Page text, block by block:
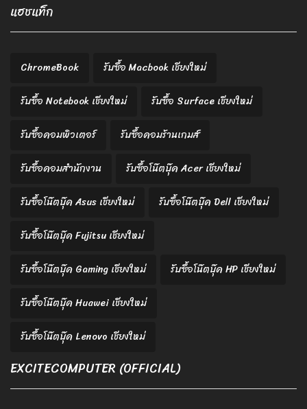
แฮชแท็ก
ChromeBook
รับซื้อ Macbook เชียงใหม่
รับซื้อ Notebook เชียงใหม่
รับซื้อ Surface เชียงใหม่
รับซื้อคอมพิวเตอร์
รับซื้อคอมร้านเกมส์
รับซื้อคอมสำนักงาน
รับซื้อโน๊ตบุ๊ค Acer เชียงใหม่
รับซื้อโน๊ตบุ๊ค Asus เชียงใหม่
รับซื้อโน๊ตบุ๊ค Dell เชียงใหม่
รับซื้อโน๊ตบุ๊ค Fujitsu เชียงใหม่
รับซื้อโน๊ตบุ๊ค Gaming เชียงใหม่
รับซื้อโน๊ตบุ๊ค HP เชียงใหม่
รับซื้อโน๊ตบุ๊ค Huawei เชียงใหม่
รับซื้อโน๊ตบุ๊ค Lenovo เชียงใหม่
EXCITECOMPUTER (OFFICIAL)